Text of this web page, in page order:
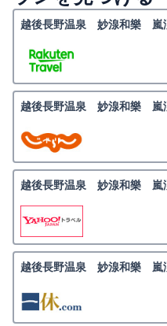
越後長野温泉 妙湶和樂 嵐
越後長野温泉 妙湶和樂 嵐
越後長野温泉 妙湶和樂 嵐
越後長野温泉 妙湶和樂 嵐